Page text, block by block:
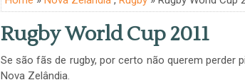
Rugby World Cup 2011
Se são fãs de rugby, por certo não querem perder
Nova Zelândia.